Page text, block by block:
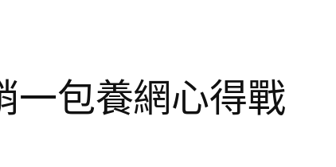
一包養網心得戰